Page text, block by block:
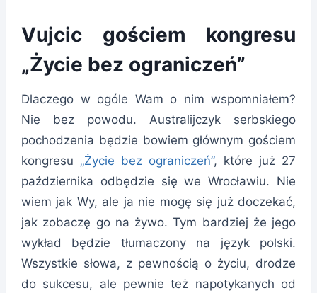
Vujcic gościem kongresu
„Życie bez ograniczeń”
Dlaczego w ogóle Wam o nim wspomniałem?
Nie bez powodu. Australijczyk serbskiego
pochodzenia będzie bowiem głównym gościem
kongresu „Życie bez ograniczeń”, które już 27
października odbędzie się we Wrocławiu. Nie
wiem jak Wy, ale ja nie mogę się już doczekać,
jak zobaczę go na żywo. Tym bardziej że jego
wykład będzie tłumaczony na język polski.
Wszystkie słowa, z pewnością o życiu, drodze
do sukcesu, ale pewnie też napotykanych od